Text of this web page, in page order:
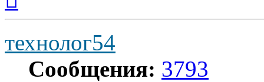
началу
технолог54
Сообщения: 3793